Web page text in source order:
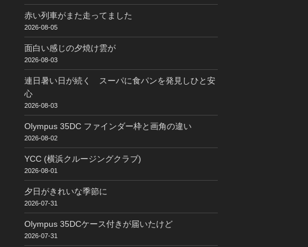
赤い列車がまた走ってました
2026-08-05
面白い感じの夕焼け雲が
2026-08-03
連日暑い日が続く スーパに食パンを発見しひと安
心
2026-08-03
Olympus 35DC ファインダー枠と画角の違い
2026-08-02
YCC (横浜クルージングクラブ)
2026-08-01
夕日がきれいな季節に
2026-07-31
Olympus 35DCケース付きが届いたけど
2026-07-31